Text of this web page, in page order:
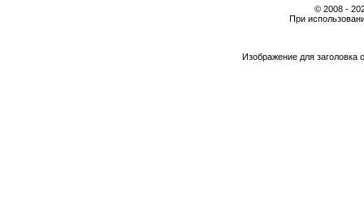
© 2008 -
При
Изображение для